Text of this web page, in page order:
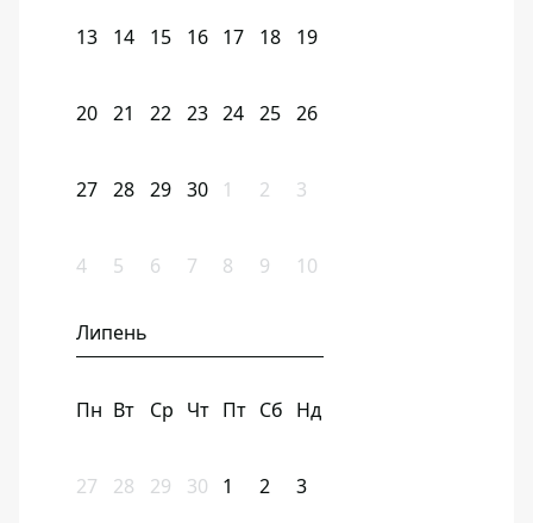
13 14 15 16 17 18 19
20 21 22 23 24 25 26
27 28 29 30 1 2 3
4 5 6 7 8 9 10
Липень
Пн Вт Ср Чт Пт Сб Нд
27 28 29 30 1 2 3